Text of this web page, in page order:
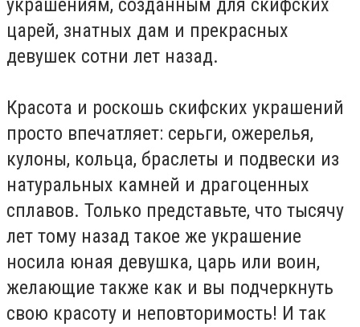
украшениям, созданным для скифских
царей, знатных дам и прекрасных
девушек сотни лет назад.
Красота и роскошь скифских украшений
просто впечатляет: серьги, ожерелья,
кулоны, кольца, браслеты и подвески из
натуральных камней и драгоценных
сплавов. Только представьте, что тысячу
лет тому назад такое же украшение
носила юная девушка, царь или воин,
желающие также как и вы подчеркнуть
свою красоту и неповторимость! И так